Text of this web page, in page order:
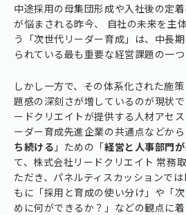
中途採用の母集団形成や入社後の定
が悩まされる昨今、 自社の未来を主
う「次世代リーダー育成」は、中長
られている最も重要な経営課題の一つ
しかし一方で、その体系化された施
題感の深刻さが増しているのが現状
ードクリエイトが提供する人材アセ
ーダー育成先進企業の共通点などか
ち続ける 」ための「経営と人事部門
て、株式会社リードクリエイト 常務
ただき、パネルティスカッションで
もに「採用と育成の使い分け」や「
めに何ができるか？」などの観点に着